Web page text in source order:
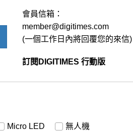
會員信箱：
member@digitimes.com
(一個工作日內將回覆您的來信)
訂閱DIGITIMES 行動版
Micro LED 無人機